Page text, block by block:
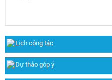
Lịch công tác
Dự thảo góp ý